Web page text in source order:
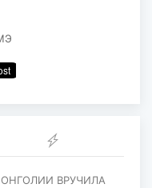
ВРУЧИЛА